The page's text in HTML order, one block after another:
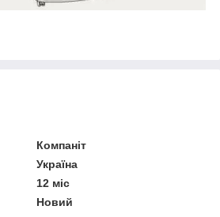
Компаніт
Україна
12 міс
Новий